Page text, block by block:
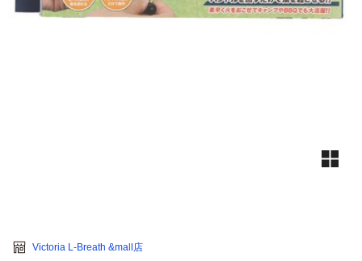
Victoria L-Breath &mall店